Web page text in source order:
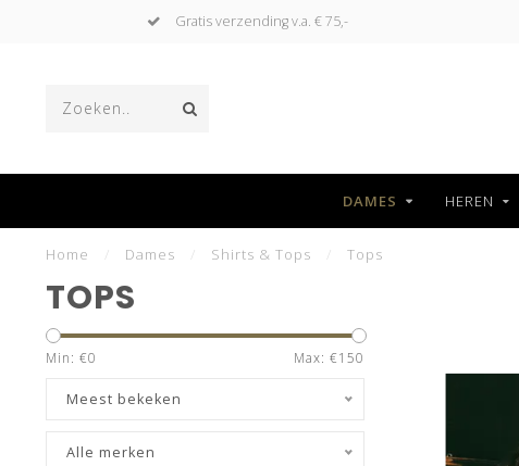
Niet goed, geld terug
DAMES HEREN
Home Dames Shirts & Tops Tops
TOPS
Min: €0 Max: €150
Meest bekeken
Alle merken